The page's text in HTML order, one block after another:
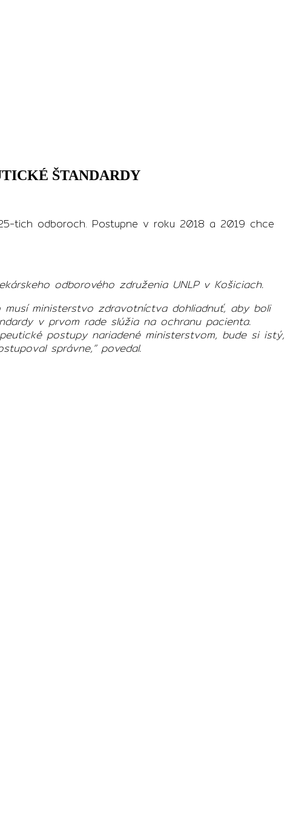
ŠTANDARDY
tich odboroch. Postupne v roku 2018 a 2019 chce
odborového združenia UNLP v Košiciach.
ministerstvo zdravotníctva dohliadnuť, aby boli
v prvom rade slúžia na ochranu pacienta.
postupy nariadené ministerstvom, bude si istý,
správne,“ povedal.